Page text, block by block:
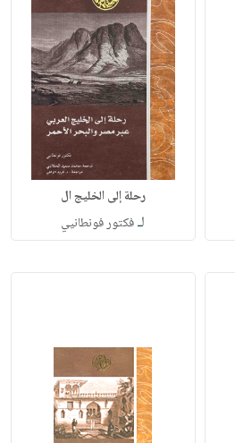
رحلة إلى الخليج ال
لـفكتور فونطانيي